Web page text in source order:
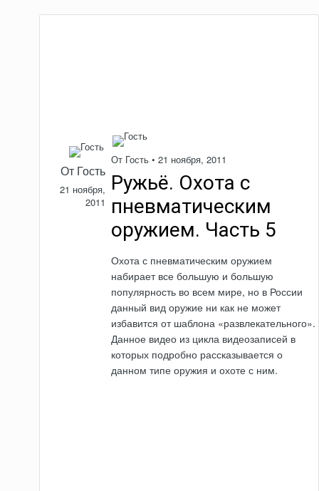
От Гость
21 ноября,
2011
От Гость •21 ноября, 2011
Ружьё. Охота с
пневматическим
оружием. Часть 5
Охота с пневматическим оружием
набирает все большую и большую
популярность во всем мире, но в России
данный вид оружие ни как не может
избавится от шаблона «развлекательного».
Данное видео из цикла видеозаписей в
которых подробно рассказывается о
данном типе оружия и охоте с ним.